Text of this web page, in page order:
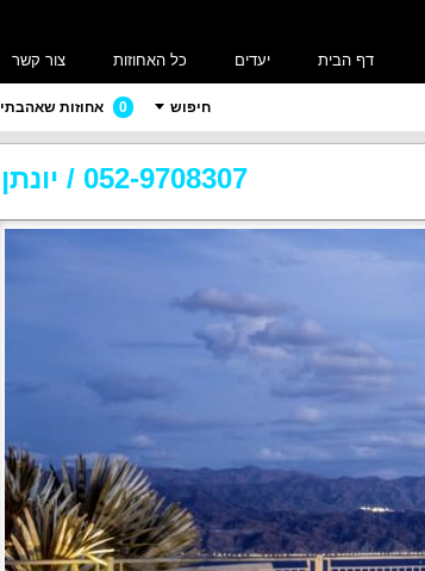
דף הבית יעדים כל האחוזות צור קשר
0 אחוזות שאהבתי חיפוש
052-9708307
/ יונתן